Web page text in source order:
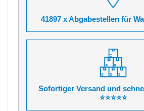
41897 x Abgabestellen für
Sofortiger Versand und
⭐⭐⭐⭐⭐